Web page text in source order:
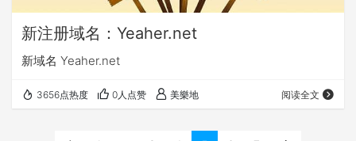
新注册域名：Yeaher.net
新域名 Yeaher.net
3656点热度 0人点赞 美樂地 阅读全文